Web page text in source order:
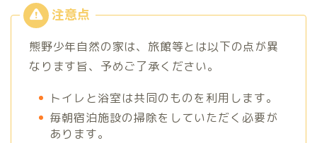
熊野少年自然の家は、旅館等とは以下の点が異
なります旨、予めご了承ください。
トイレと浴室は共同のものを利用します。
毎朝宿泊施設の掃除をしていただく必要が
あります。